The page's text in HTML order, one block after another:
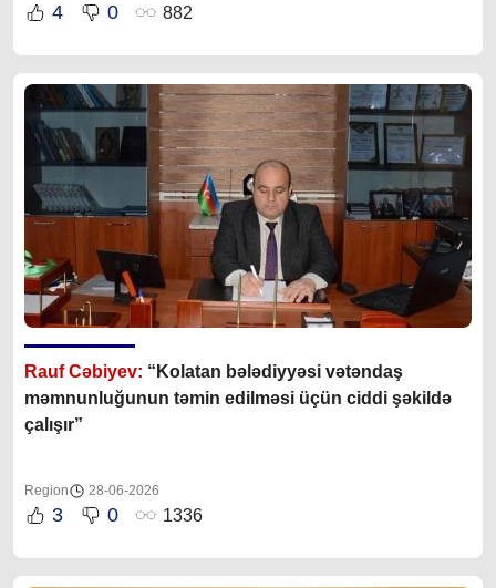
4 0 882
Rauf Cəbiyev: “ Kolatan bələdiyyəsi vətəndaş
məmnunluğunun təmin edilməsi üçün ciddi şəkildə
çalışır”
Region 28-06-2026
3 0 1336